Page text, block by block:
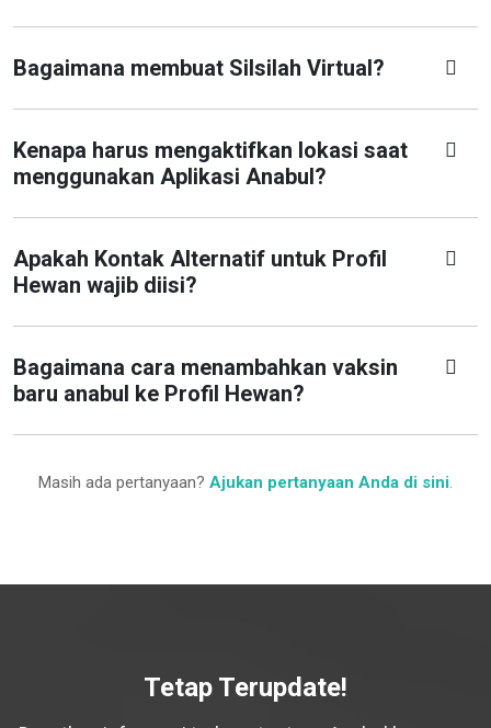
Bagaimana membuat Silsilah Virtual?
Kenapa harus mengaktifkan lokasi saat
menggunakan Aplikasi Anabul?
Apakah Kontak Alternatif untuk Profil
Hewan wajib diisi?
Bagaimana cara menambahkan vaksin
baru anabul ke Profil Hewan?
Masih ada pertanyaan? Ajukan pertanyaan Anda di sini.
Tetap Terupdate!